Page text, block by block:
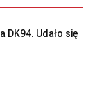
DK94. Udało się